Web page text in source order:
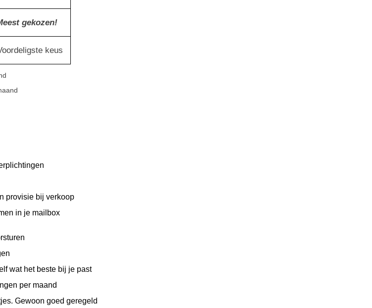
gekozen!
keus
provisie bij verkoop
in je mailbox
wat het beste bij je past
per maand
Gewoon goed geregeld